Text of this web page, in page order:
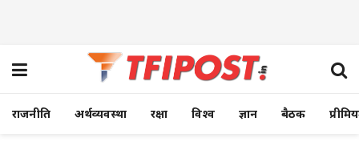
राजनीति अर्थव्यवस्था रक्षा विश्व ज्ञान बैठक